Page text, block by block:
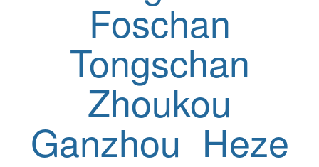
Foschan
Tongschan
Zhoukou
Ganzhou Heze